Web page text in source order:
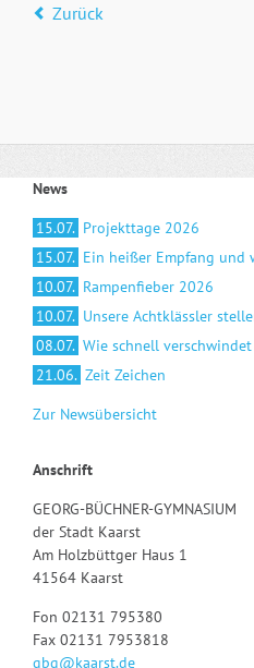
Zurück
News
15.07. Projekttage 2026
15.07. Ein heißer Empfang und
10.07. Rampenfieber 2026
10.07. Unsere Achtklässler
08.07. Wie schnell verschwindet
21.06. Zeit Zeichen
Zur Newsübersicht
Anschrift
GEORG-BÜCHNER-GYMNASIUM
der Stadt Kaarst
Am Holzbüttger Haus 1
41564 Kaarst
Fon 02131 795380
Fax 02131 7953818
gbg@kaarst.de